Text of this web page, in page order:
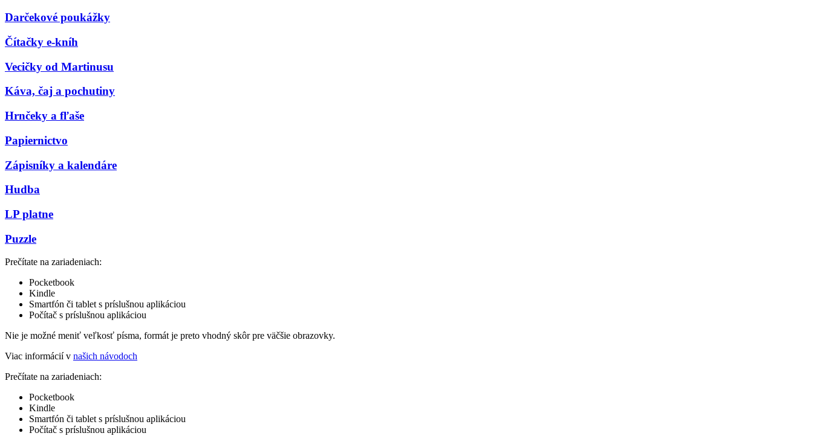
Darčekové poukážky
Čítačky e-kníh
Vecičky od Martinusu
Káva, čaj a pochutiny
Hrnčeky a fľaše
Papiernictvo
Zápisníky a kalendáre
Hudba
LP platne
Puzzle
Prečítate na zariadeniach:
Pocketbook
Kindle
Smartfón či tablet s príslušnou aplikáciou
Počítač s príslušnou aplikáciou
Nie je možné meniť veľkosť písma, formát je preto vhodný skôr pre väčšie obrazovky.
Viac informácií v našich návodoch
Prečítate na zariadeniach:
Pocketbook
Kindle
Smartfón či tablet s príslušnou aplikáciou
Počítač s príslušnou aplikáciou